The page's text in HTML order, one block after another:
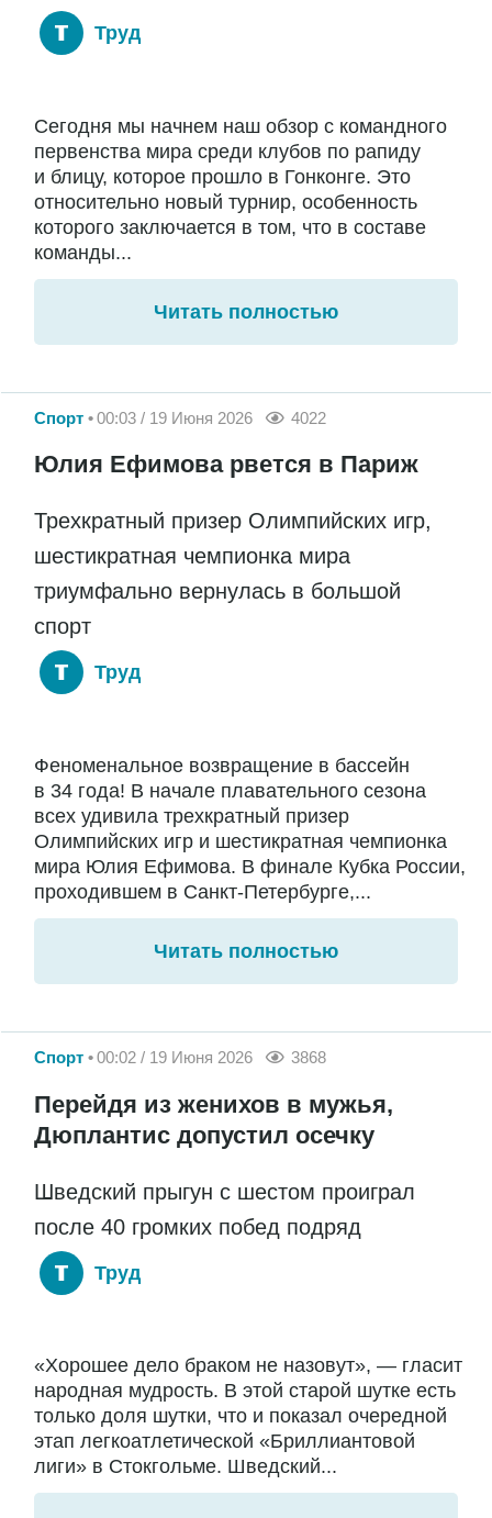
Труд
Сегодня мы начнем наш обзор с командного
первенства мира среди клубов по рапиду
и блицу, которое прошло в Гонконге. Это
относительно новый турнир, особенность
которого заключается в том, что в составе
команды...
Читать полностью
Спорт 00:03 / 19 Июня 2026 4022
Юлия Ефимова рвется в Париж
Трехкратный призер Олимпийских игр,
шестикратная чемпионка мира
триумфально вернулась в большой
спорт
Труд
Феноменальное возвращение в бассейн
в 34 года! В начале плавательного сезона
всех удивила трехкратный призер
Олимпийских игр и шестикратная чемпионка
мира Юлия Ефимова. В финале Кубка России,
проходившем в Санкт-Петербурге,...
Читать полностью
Спорт 00:02 / 19 Июня 2026 3868
Перейдя из женихов в мужья,
Дюплантис допустил осечку
Шведский прыгун с шестом проиграл
после 40 громких побед подряд
Труд
«Хорошее дело браком не назовут», — гласит
народная мудрость. В этой старой шутке есть
только доля шутки, что и показал очередной
этап легкоатлетической «Бриллиантовой
лиги» в Стокгольме. Шведский...